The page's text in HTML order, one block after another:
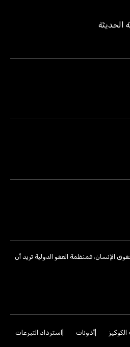
الحديثة
الإنسان، فمنظمة العفو الدولية تريد أن
أذونات
استرداد التبرعات